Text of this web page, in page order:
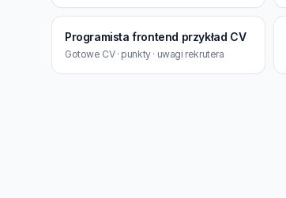
Programista frontend przykład CV
Gotowe CV · punkty · uwagi rekrutera